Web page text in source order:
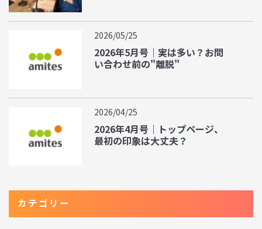
2026/05/25
2026年5月号｜実は多い？お問
い合わせ前の"離脱"
2026/04/25
2026年4月号｜トップページ、
最初の印象は大丈夫？
カテゴリー